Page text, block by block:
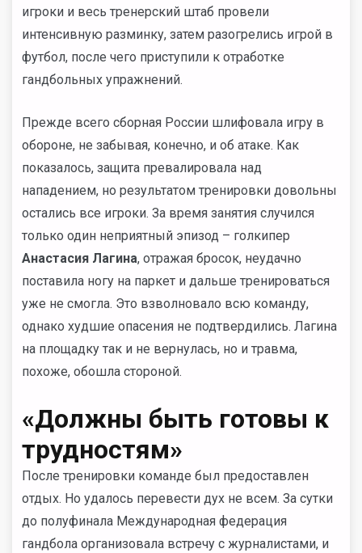
игроки и весь тренерский штаб провели
интенсивную разминку, затем разогрелись игрой в
футбол, после чего приступили к отработке
гандбольных упражнений.
Прежде всего сборная России шлифовала игру в
обороне, не забывая, конечно, и об атаке. Как
показалось, защита превалировала над
нападением, но результатом тренировки довольны
остались все игроки. За время занятия случился
только один неприятный эпизод – голкипер
Анастасия Лагина, отражая бросок, неудачно
поставила ногу на паркет и дальше тренироваться
уже не смогла. Это взволновало всю команду,
однако худшие опасения не подтвердились. Лагина
на площадку так и не вернулась, но и травма,
похоже, обошла стороной.
«Должны быть готовы к
трудностям»
После тренировки команде был предоставлен
отдых. Но удалось перевести дух не всем. За сутки
до полуфинала Международная федерация
гандбола организовала встречу с журналистами, и